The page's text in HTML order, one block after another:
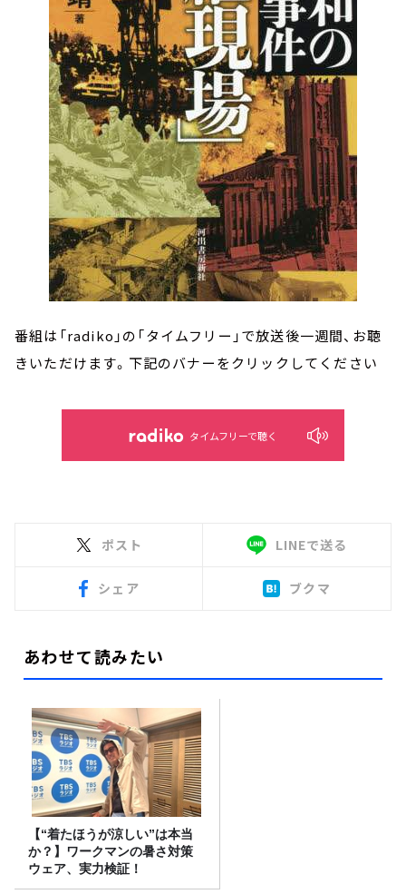
番組は「radiko」の「タイムフリー」で放送後一週間、お聴
きいただけます。下記のバナーをクリックしてください
タイムフリーで聴く
ポスト LINEで送る
シェア ブクマ
あわせて読みたい
【“着たほうが涼しい”は本当
か？】ワークマンの暑さ対策
ウェア、実力検証！